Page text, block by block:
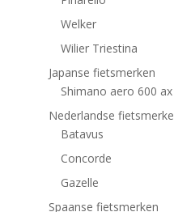
Welker
Wilier Triestina
Japanse fietsmerken
Shimano aero 600 ax
Nederlandse
Batavus
Concorde
Gazelle
Spaanse fietsmerken